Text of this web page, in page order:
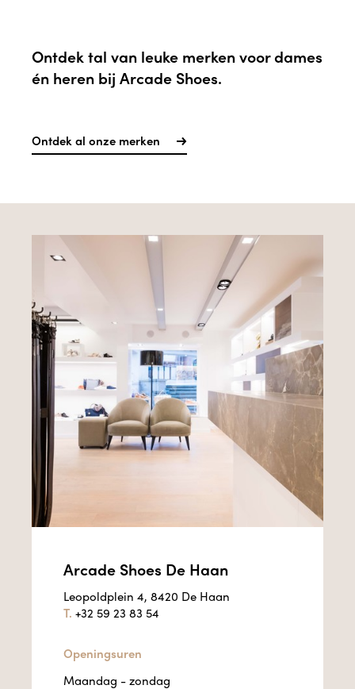
Ontdek tal van leuke merken voor dames
én heren bij Arcade Shoes.
Ontdek al onze merken
Arcade Shoes De Haan
Leopoldplein 4, 8420 De Haan
T. +32 59 23 83 54
Openingsuren
Maandag - zondag